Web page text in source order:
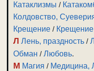
Катаклизмы /
Колдовство,
Крещение / Крещение
Л Лень, праздность /
Обман /Любовь.
М Магия / Медицина,